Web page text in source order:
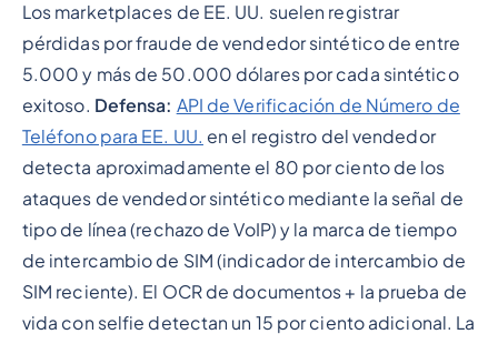
Los marketplaces de EE. UU. suelen registrar
pérdidas por fraude de vendedor sintético de entre
5.000 y más de 50.000 dólares por cada sintético
exitoso. Defensa: API de Verificación de Número de
Teléfono para EE. UU. en el registro del vendedor
detecta aproximadamente el 80 por ciento de los
ataques de vendedor sintético mediante la señal de
tipo de línea (rechazo de VoIP) y la marca de tiempo
de intercambio de SIM (indicador de intercambio de
SIM reciente). El OCR de documentos + la prueba de
vida con selfie detectan un 15 por ciento adicional. La